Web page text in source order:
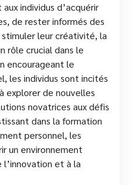
individus d’acquérir
de rester informés des
leur créativité, la
rôle crucial dans le
encourageant le
les individus sont incités
explorer de nouvelles
novatrices aux défis
dans la formation
personnel, les
un environnement
l’innovation et à la